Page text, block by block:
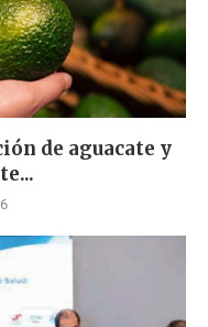
de aguacate y